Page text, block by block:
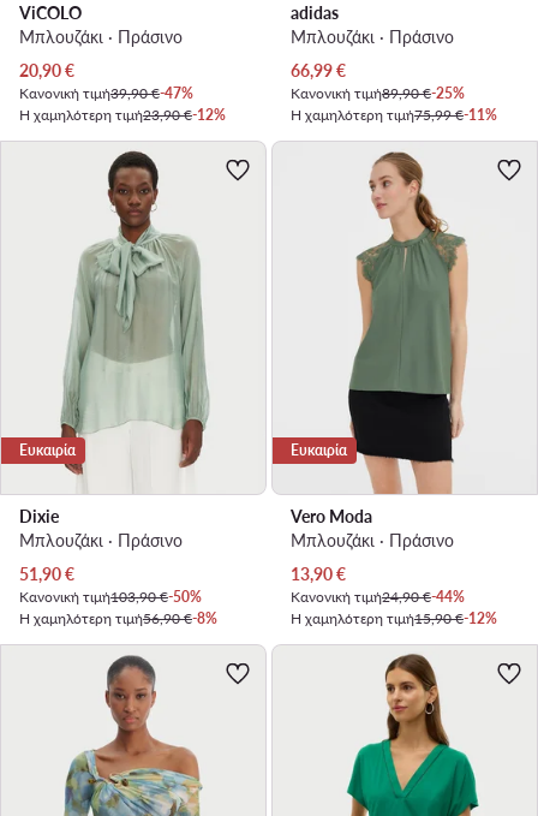
ViCOLO
Μπλουζάκι · Πράσινο
Τρέχουσα τιμή
20,90€
Κανονική τιμή39,90 €-47%
Η χαμηλότερη τιμή23,90 €-12%
adidas
Μπλουζάκι · Πράσινο
Τρέχουσα τιμή
66,99€
Κανονική τιμή89,90 €-25%
Η χαμηλότερη τιμή75,99 €-11%
Ευκαιρία
Dixie
Μπλουζάκι · Πράσινο
Τρέχουσα τιμή
51,90€
Κανονική τιμή103,90 €-50%
Η χαμηλότερη τιμή56,90 €-8%
Ευκαιρία
Vero Moda
Μπλουζάκι · Πράσινο
Τρέχουσα τιμή
13,90€
Κανονική τιμή24,90 €-44%
Η χαμηλότερη τιμή15,90 €-12%